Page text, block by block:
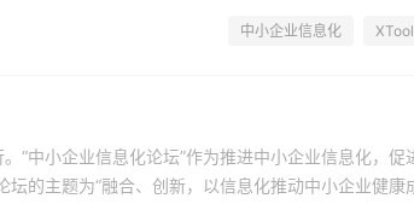
中小企业信息化
“中小企业信息化论坛”作为推进中小企业信息化，促
的主题为“融合、创新，以信息化推动中小企业健康